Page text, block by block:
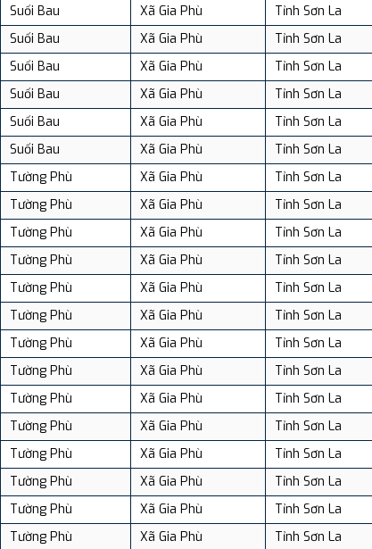
Suối Bau Xã Gia Phù
Tỉnh Sơn La
Suối Bau Xã Gia Phù
Tỉnh Sơn La
Suối Bau Xã Gia Phù
Tỉnh Sơn La
Suối Bau Xã Gia Phù
Tỉnh Sơn La
Suối Bau Xã Gia Phù
Tỉnh Sơn La
Suối Bau Xã Gia Phù
Tỉnh Sơn La
Tường Phù Xã Gia Phù
Tỉnh Sơn La
Tường Phù Xã Gia Phù
Tỉnh Sơn La
Tường Phù Xã Gia Phù
Tỉnh Sơn La
Tường Phù Xã Gia Phù
Tỉnh Sơn La
Tường Phù Xã Gia Phù
Tỉnh Sơn La
Tường Phù Xã Gia Phù
Tỉnh Sơn La
Tường Phù Xã Gia Phù
Tỉnh Sơn La
Tường Phù Xã Gia Phù
Tỉnh Sơn La
Tường Phù Xã Gia Phù
Tỉnh Sơn La
Tường Phù Xã Gia Phù
Tỉnh Sơn La
Tường Phù Xã Gia Phù
Tỉnh Sơn La
Tường Phù Xã Gia Phù
Tỉnh Sơn La
Tường Phù Xã Gia Phù
Tỉnh Sơn La
Tường Phù Xã Gia Phù Tỉnh Sơn La